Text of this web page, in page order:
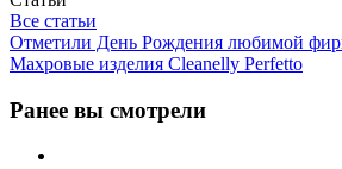
Все статьи
Отметили День Рождения любимой
Махровые изделия Cleanelly Perfetto
Ранее вы смотрели